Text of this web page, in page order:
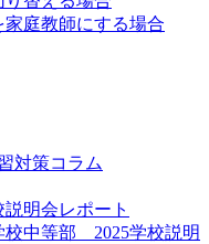
庭教師にする場合
対策コラム
説明会レポート
校中等部 2025学校説明